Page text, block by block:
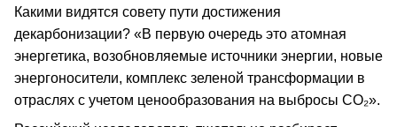
Какими видятся совету пути достижения
декарбонизации? «В первую очередь это атомная
энергетика, возобновляемые источники энергии, новые
энергоносители, комплекс зеленой трансформации в
отраслях с учетом ценообразования на выбросы СО₂».